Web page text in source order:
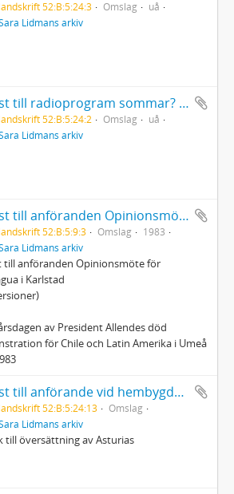
52:B:5:24:3 Omslag
uå
Lidmans arkiv
Utkast till radioprogram sommar? (ofullständigt)
52:B:5:24:2 Omslag
uå
Lidmans arkiv
Utkast till anföranden Opinionsmöte för Nicaragua i Karlstad m.m.
52:B:5:9:3 Omslag
1983
Lidmans arkiv
till anföranden Opinionsmöte för
i Karlstad
av President Allendes död
för Chile och Latin Amerika i Umeå
Utkast till anförande vid hembygdsdag i Åsele (Torvsjö kvarn)
52:B:5:24:13
Omslag
Lidmans arkiv
till översättning av Asturias